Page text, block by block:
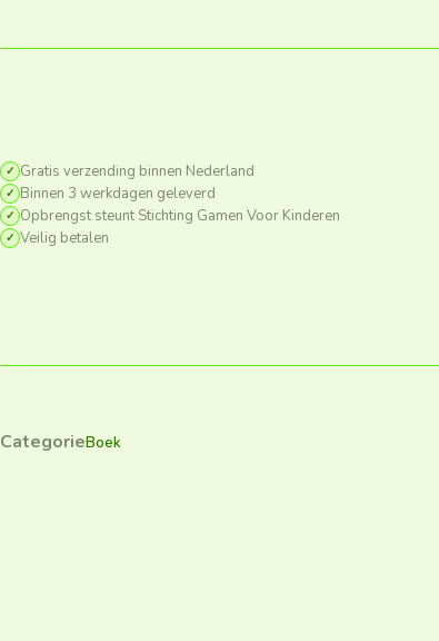
✓ Gratis verzending binnen Nederland
✓ Binnen 3 werkdagen geleverd
✓ Opbrengst steunt Stichting Gamen Voor Kinderen
✓ Veilig betalen
CategorieBoek